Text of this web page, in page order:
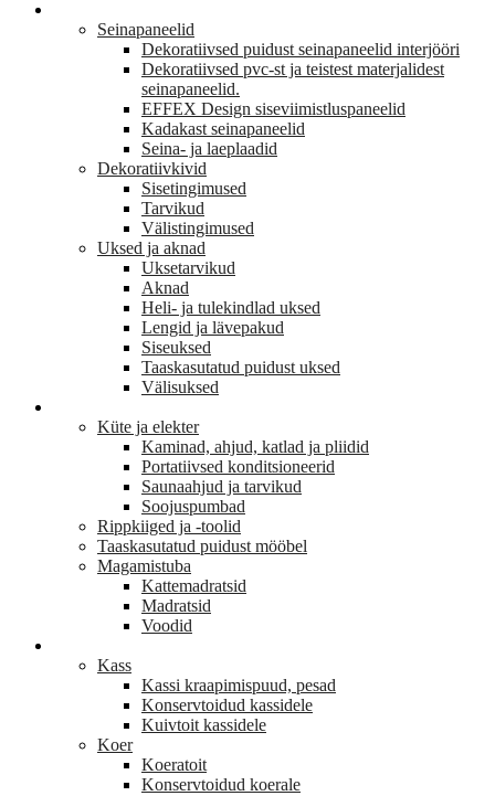
Seinapaneelid
Dekoratiivsed puidust seinapaneelid interjööri
Dekoratiivsed pvc-st ja teistest materjalidest
seinapaneelid.
EFFEX Design siseviimistluspaneelid
Kadakast seinapaneelid
Seina- ja laeplaadid
Dekoratiivkivid
Sisetingimused
Tarvikud
Välistingimused
Uksed ja aknad
Uksetarvikud
Aknad
Heli- ja tulekindlad uksed
Lengid ja lävepakud
Siseuksed
Taaskasutatud puidust uksed
Välisuksed
Küte ja elekter
Kaminad, ahjud, katlad ja pliidid
Portatiivsed konditsioneerid
Saunaahjud ja tarvikud
Soojuspumbad
Rippkiiged ja -toolid
Taaskasutatud puidust mööbel
Magamistuba
Kattemadratsid
Madratsid
Voodid
Kass
Kassi kraapimispuud, pesad
Konservtoidud kassidele
Kuivtoit kassidele
Koer
Koeratoit
Konservtoidud koerale